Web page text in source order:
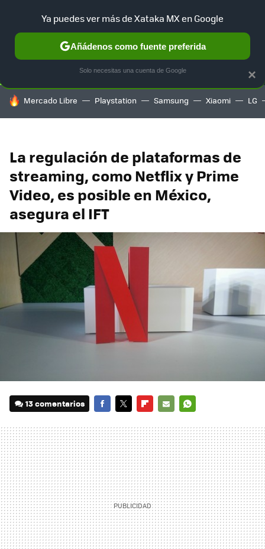
SELECCIÓN GAMING HOME AUTO TERRITORIO
HOY SE HABLA DE
Mercado Libre Playstation Samsung Xiaomi LG
La regulación de plataformas de
streaming, como Netflix y Prime
Video, es posible en México,
asegura el IFT
13 comentarios
MAIL
×
Ya puedes ver más de Xataka MX en Google
Añádenos como fuente preferida
Solo necesitas una cuenta de Google